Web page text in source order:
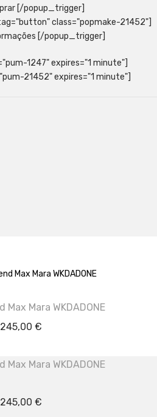
[/popup_trigger]
class="popmake-21452"]
[/popup_trigger]
1247" expires="1 minute"]
21452" expires="1 minute"]
Max Mara WKDADONE
245,00 €
Max Mara WKDADONE
245,00 €